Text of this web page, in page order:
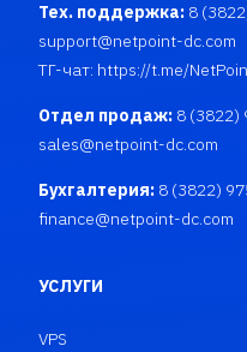
Тех. поддержка: 8
support@netpoint-dc.com
ТГ-чат: https://t.me/
Отдел продаж: 8 (3822)
sales@netpoint-dc.com
Бухгалтерия: 8 (3822)
finance@netpoint-dc.com
УСЛУГИ
VPS